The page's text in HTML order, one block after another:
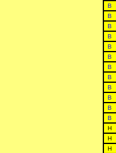
B
B
B
B
B
B
B
B
B
B
B
B
H
H
H